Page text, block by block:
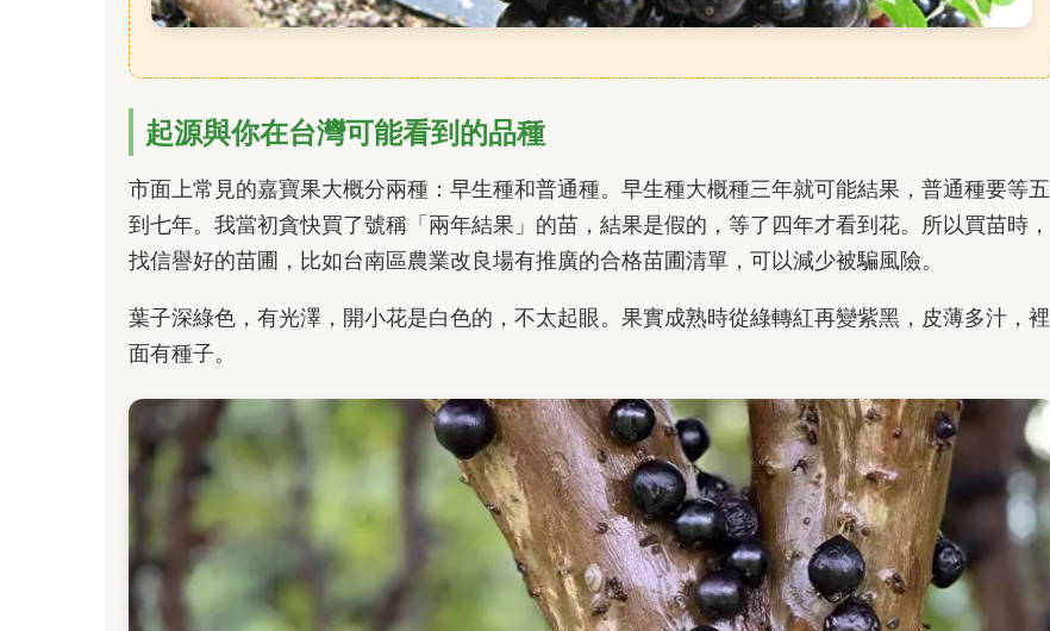
起源與你在台灣可能看到的品種
市面上常見的嘉寶果大概分兩種：早生種和普通種。早生種大概種三年就可能結果，普通種要等五
到七年。我當初貪快買了號稱「兩年結果」的苗，結果是假的，等了四年才看到花。所以買苗時，
找信譽好的苗圃，比如台南區農業改良場有推廣的合格苗圃清單，可以減少被騙風險。
葉子深綠色，有光澤，開小花是白色的，不太起眼。果實成熟時從綠轉紅再變紫黑，皮薄多汁，裡
面有種子。